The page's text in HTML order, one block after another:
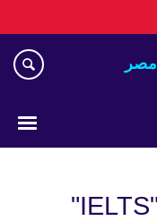
مصر‎
خيارات جديدة لعملاء "IELTS"